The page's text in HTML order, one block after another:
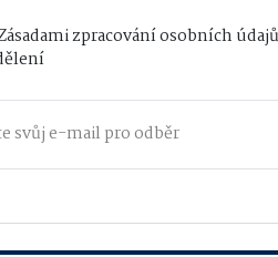
zpracování osobních údajů